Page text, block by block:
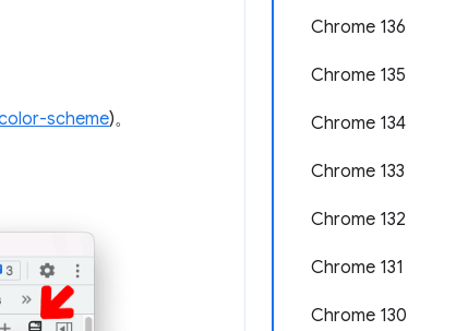
Chrome 136
Chrome 135
Chrome 134
Chrome 133
Chrome 132
Chrome 131
Chrome 130
scheme)。